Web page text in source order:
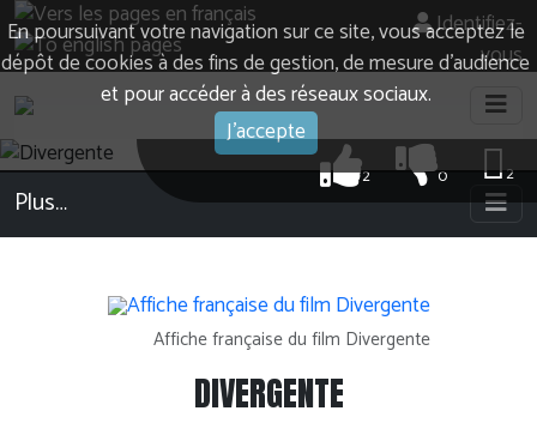
En poursuivant votre navigation sur ce site, vous acceptez le
dépôt de cookies à des fins de gestion, de mesure d’audience
et pour accéder à des réseaux sociaux.
J'accepte
Identifiez-
vous
2
0
2
Plus…
Affiche française du film Divergente
DIVERGENTE